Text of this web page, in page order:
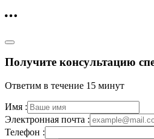
Получите консультацию
Ответим в течение 15 минут
Имя :
Электронная почта :
Телефон :